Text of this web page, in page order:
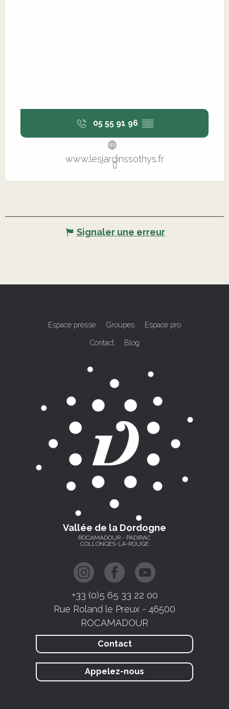
05 55 91 96 ▒▒
www.lesjardinssothys.fr
Signaler une erreur
Espace presse Groupes Espace pro
Contact Blog
Vallée de la Dordogne
ROCAMADOUR - PADIRAC
COLLONGES-LA-ROUGE
+33 (0)5 65 33 22 00
Rue Roland le Preux - 46500
ROCAMADOUR
Contact
Appelez-nous